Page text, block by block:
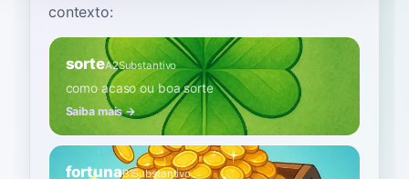
contexto:
sorteA2Substantivo
como acaso ou boa sorte
Saiba mais →
fortunaB1Substantivo